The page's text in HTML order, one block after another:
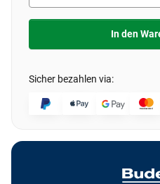
In den
Sicher bezahlen via: